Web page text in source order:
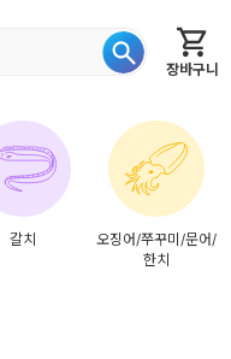
장바구니
특가 어종별
갈치
오징어/쭈꾸미/문어/
한치